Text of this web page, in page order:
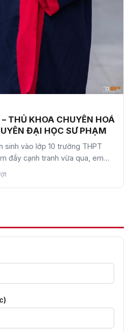
THỦ KHOA CHUYÊN HOÁ
ĐẠI HỌC SƯ PHẠM
sinh vào lớp 10 trường THPT
đầy cạnh tranh vừa qua, em